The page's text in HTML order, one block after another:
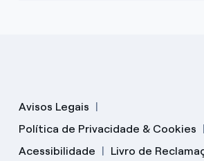
Avisos Legais
Política de Privacidade & Cookies
Acessibilidade
Livro de